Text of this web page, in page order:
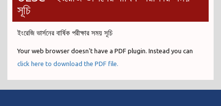
সূচি
ইংরেজি ভার্সনের বার্ষিক পরীক্ষার সময় সূচি
Your web browser doesn't have a PDF plugin. Instead you can
click here to download the PDF file.